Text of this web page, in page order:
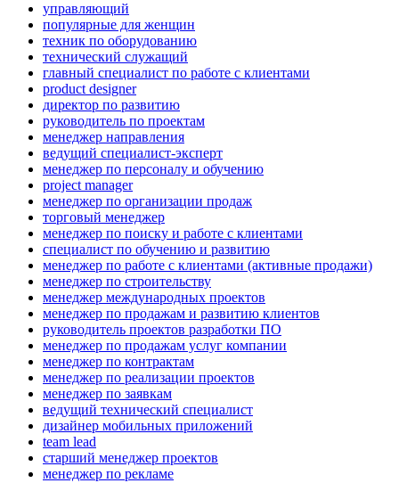
управляющий
популярные для женщин
техник по оборудованию
технический служащий
главный специалист по работе с клиентами
product designer
директор по развитию
руководитель по проектам
менеджер направления
ведущий специалист-эксперт
менеджер по персоналу и обучению
project manager
менеджер по организации продаж
торговый менеджер
менеджер по поиску и работе с клиентами
специалист по обучению и развитию
менеджер по работе с клиентами (активные продажи)
менеджер по строительству
менеджер международных проектов
менеджер по продажам и развитию клиентов
руководитель проектов разработки ПО
менеджер по продажам услуг компании
менеджер по контрактам
менеджер по реализации проектов
менеджер по заявкам
ведущий технический специалист
дизайнер мобильных приложений
team lead
старший менеджер проектов
менеджер по рекламе